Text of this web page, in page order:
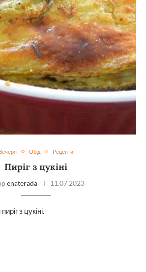
Обід Рецепти
Пиріг з цукіні
enaterada 11.07.2023
з цукіні.